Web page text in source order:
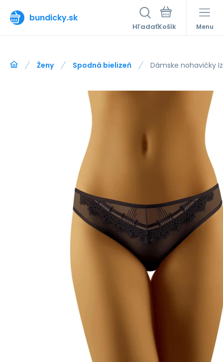
bundicky.sk
Hľadať Menu
Ženy Spodná bielizeň Dámske nohavičky